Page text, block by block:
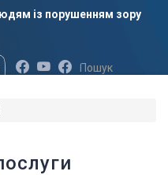
із порушенням зору